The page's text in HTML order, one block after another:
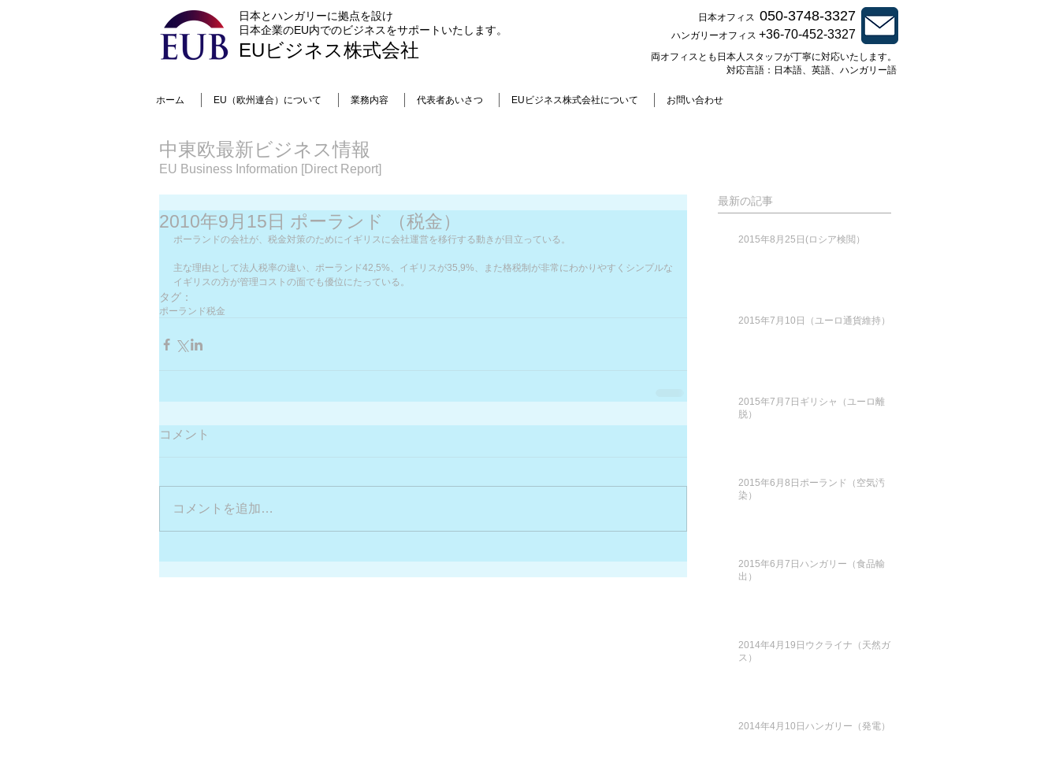
日本とハンガリーに拠点を設け
日本企業のEU内でのビジネスをサポートいたします。
EUビジネス株式会社
日本オフィス 050-3748-3327
ハンガリーオフィス +36-70-452-3327
両オフィスとも日本人スタッフが丁寧に対応いたします。
対応言語：日本語、英語、ハンガリー語
ホーム EU（欧州連合）について 業務内容 代表者あいさつ EUビジネス株式会社について お問い合わせ
中東欧最新ビジネス情報
EU Business Information [Direct Report]
2010年9月15日 ポーランド （税金）
ポーランドの会社が、税金対策のためにイギリスに会社運営を移行する動きが目立っている。
主な理由として法人税率の違い、ポーランド42,5%、イギリスが35,9%、また格税制が非常にわかりやすくシンプルな
イギリスの方が管理コストの面でも優位にたっている。
タグ：
ポーランド税金
コメント
コメントを追加…
最新の記事
2015年8月25日(ロシア検閲）
2015年7月10日（ユーロ通貨維持）
2015年7月7日ギリシャ（ユーロ離
脱）
2015年6月8日ポーランド（空気汚
染）
2015年6月7日ハンガリー（食品輸
出）
2014年4月19日ウクライナ（天然ガ
ス）
2014年4月10日ハンガリー（発電）